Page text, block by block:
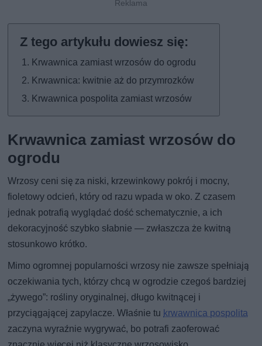
Krwawnica zamiast wrzosów do ogrodu
Krwawnica: kwitnie aż do przymrozków
Krwawnica pospolita zamiast wrzosów
Krwawnica zamiast wrzosów do
ogrodu
Wrzosy ceni się za niski, krzewinkowy pokrój i mocny,
fioletowy odcień, który od razu wpada w oko. Z czasem
jednak potrafią wyglądać dość schematycznie, a ich
dekoracyjność szybko słabnie — zwłaszcza że kwitną
stosunkowo krótko.
Mimo ogromnej popularności wrzosy nie zawsze spełniają
oczekiwania tych, którzy chcą w ogrodzie czegoś bardziej
„żywego”: rośliny oryginalnej, długo kwitnącej i
przyciągającej zapylacze. Właśnie tu krwawnica pospolita
zaczyna wyraźnie wygrywać, bo potrafi zaoferować